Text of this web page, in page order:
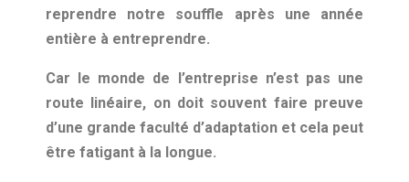
reprendre notre souffle après une année
entière à entreprendre.
Car le monde de l’entreprise n’est pas une
route linéaire, on doit souvent faire preuve
d’une grande faculté d’adaptation et cela peut
être fatigant à la longue.